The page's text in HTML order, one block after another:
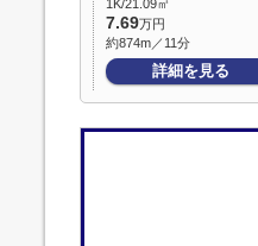
1K/21.09㎡
7.69万円
約874m／11分
詳細を見る